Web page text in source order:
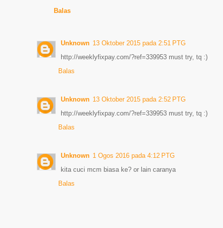
Balas
Unknown 13 Oktober 2015 pada 2:51 PTG
http://weeklyfixpay.com/?ref=339953 must try, tq :)
Balas
Unknown 13 Oktober 2015 pada 2:52 PTG
http://weeklyfixpay.com/?ref=339953 must try, tq :)
Balas
Unknown 1 Ogos 2016 pada 4:12 PTG
kita cuci mcm biasa ke? or lain caranya
Balas